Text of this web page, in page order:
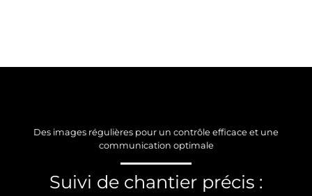
Des images régulières pour un contrôle efficace et une
communication optimale
Suivi de chantier précis :